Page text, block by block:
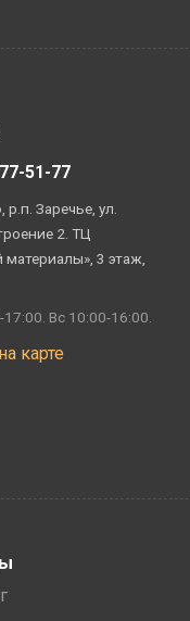
51-77
Заречье, ул.
2. ТЦ
3 этаж,
Вс 10:00-16:00.
карте